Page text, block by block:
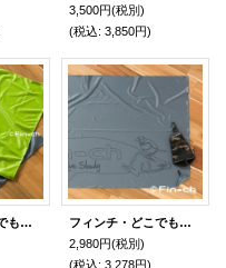
3,500円(税別)
(税込: 3,850円)
フィンチ・どこでもタオル真ん中サイズ
フィンチ・どこでもタオルビッグ
2,980円(税別)
(税込: 3,278円)